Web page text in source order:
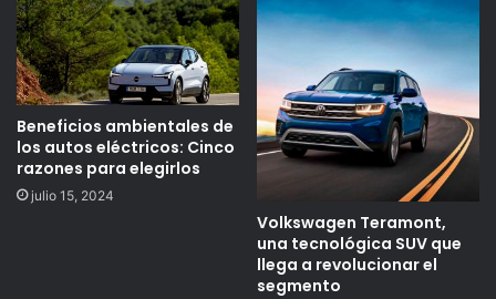
Beneficios ambientales de
los autos eléctricos: Cinco
razones para elegirlos
julio 15, 2024
Volkswagen Teramont,
una tecnológica SUV que
llega a revolucionar el
segmento